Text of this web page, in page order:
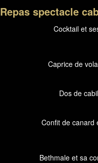
Repas spectacle
Cocktail et
Caprice de
Dos de
Confit de canard
Bethmale et sa